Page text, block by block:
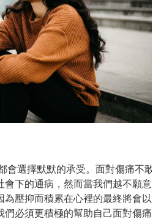
會選擇默默的承受。面對傷痛不敢
會下的通病，然而當我們越不願意
為壓抑而積累在心裡的最終將會以
們必須更積極的幫助自己面對傷痛